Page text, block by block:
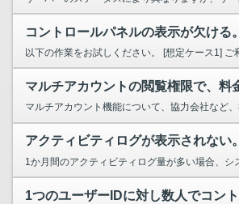
アクティビティログが表示されない。